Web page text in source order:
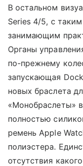
В остальном
Series 4/5, с
занимающим
Органы
по-прежнему
запускающая
новых браслета
«Монобраслеты»
полностью
ремень Apple
полиэстера.
отсутствия